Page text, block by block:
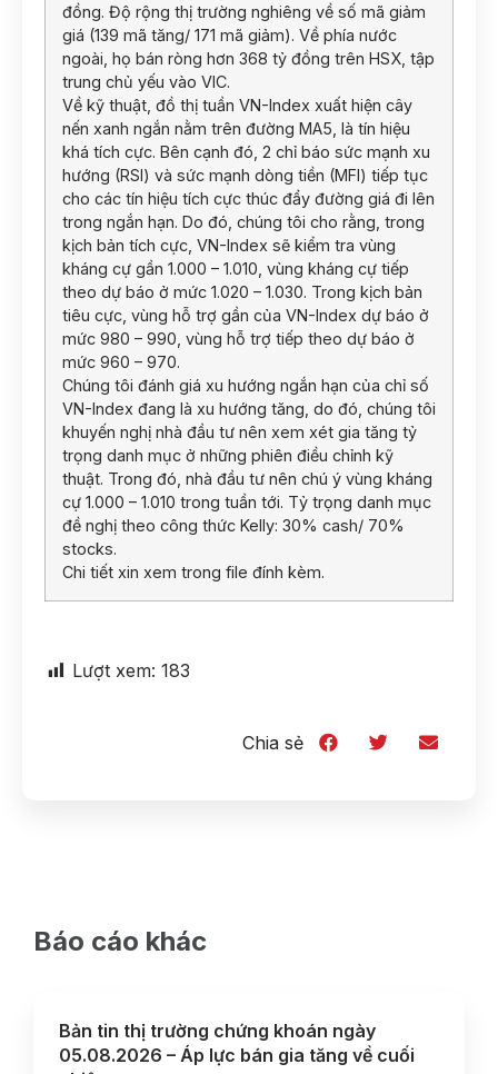
đồng. Độ rộng thị trường nghiêng về số mã giảm
giá (139 mã tăng/ 171 mã giảm). Về phía nước
ngoài, họ bán ròng hơn 368 tỷ đồng trên HSX, tập
trung chủ yếu vào VIC.
Về kỹ thuật, đồ thị tuần VN-Index xuất hiện cây
nến xanh ngắn nằm trên đường MA5, là tín hiệu
khá tích cực. Bên cạnh đó, 2 chỉ báo sức mạnh xu
hướng (RSI) và sức mạnh dòng tiền (MFI) tiếp tục
cho các tín hiệu tích cực thúc đẩy đường giá đi lên
trong ngắn hạn. Do đó, chúng tôi cho rằng, trong
kịch bản tích cực, VN-Index sẽ kiểm tra vùng
kháng cự gần 1.000 – 1.010, vùng kháng cự tiếp
theo dự báo ở mức 1.020 – 1.030. Trong kịch bản
tiêu cực, vùng hỗ trợ gần của VN-Index dự báo ở
mức 980 – 990, vùng hỗ trợ tiếp theo dự báo ở
mức 960 – 970.
Chúng tôi đánh giá xu hướng ngắn hạn của chỉ số
VN-Index đang là xu hướng tăng, do đó, chúng tôi
khuyến nghị nhà đầu tư nên xem xét gia tăng tỷ
trọng danh mục ở những phiên điều chỉnh kỹ
thuật. Trong đó, nhà đầu tư nên chú ý vùng kháng
cự 1.000 – 1.010 trong tuần tới. Tỷ trọng danh mục
đề nghị theo công thức Kelly: 30% cash/ 70%
stocks.
Chi tiết xin xem trong file đính kèm.
Lượt xem: 183
Chia sẻ
Báo cáo khác
Bản tin thị trường chứng khoán ngày
05.08.2026 – Áp lực bán gia tăng về cuối